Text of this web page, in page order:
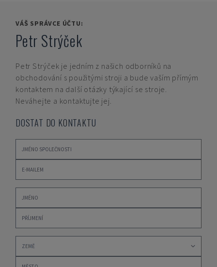
VÁŠ SPRÁVCE ÚČTU:
Petr Strýček
Petr Strýček je jedním z našich odborníků na
obchodování s použitými stroji a bude vaším přímým
kontaktem na další otázky týkající se stroje.
Neváhejte a kontaktujte jej.
DOSTAT DO KONTAKTU